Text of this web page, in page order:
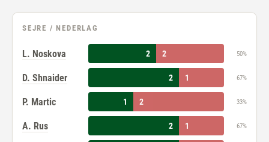
SEJRE / NEDERLAG
L. Noskova 2 2 50%
D. Shnaider 2 1 67%
P. Martic 1 2 33%
A. Rus 2 1 67%